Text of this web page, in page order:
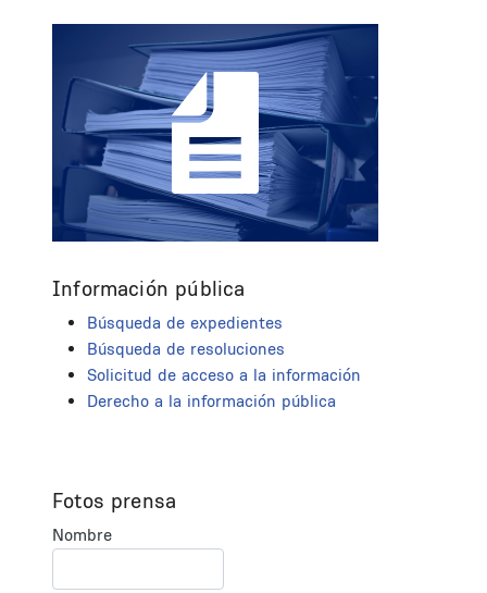
Información pública
Búsqueda de expedientes
Búsqueda de resoluciones
Solicitud de acceso a la información
Derecho a la información pública
Fotos prensa
Nombre